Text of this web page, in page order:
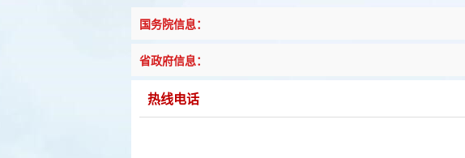
国务院信息：
省政府信息：
热线电话